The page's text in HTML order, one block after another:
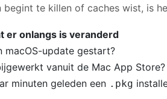
begint te killen of caches wist, is
er onlangs is veranderd
macOS-update gestart?
vanuit de Mac App Store?
minuten geleden een .pkg